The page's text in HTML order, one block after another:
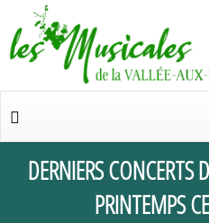
DERNIERSCONCERTS
PRINTEMPSCE